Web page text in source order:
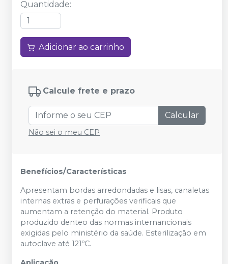
Quantidade:
Adicionar ao carrinho
Calcule frete e prazo
Calcular
Não sei o meu CEP
Benefícios/Características
Apresentam bordas arredondadas e lisas, canaletas
internas extras e perfurações verificais que
aumentam a retenção do material. Produto
produzido denteo das normas internancionais
exigidas pelo ministério da saúde. Esterilização em
autoclave até 121ºC.